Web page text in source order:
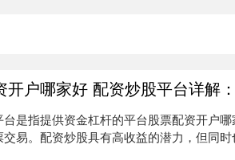
开户哪家好 配资炒股平台详解
是指提供资金杠杆的平台股票配资开户
易。配资炒股具有高收益的潜力，但同